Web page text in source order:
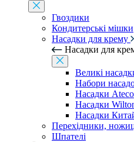
Гвоздики
Кондитерські мішки
Насадки для крему
Насадки для
Великі
Набори
Насадки Ateco
Насадки
Насадки
Перехідники,
Шпателі